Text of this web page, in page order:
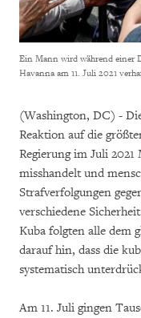
Ein Mann wird während einer
Havanna am 11. Juli 2021
(Washington, DC) -
Reaktion auf die
Regierung im Juli 2021
misshandelt und
Strafverfolgungen
verschiedene
Kuba folgten alle dem
darauf hin, dass die
systematisch
Am 11. Juli gingen